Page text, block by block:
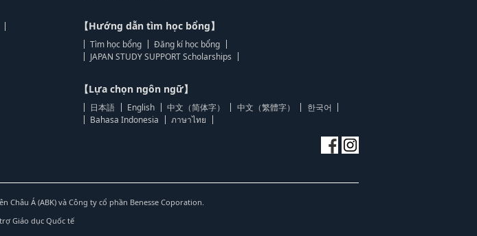
【Hướng dẫn tìm học bổng】
Tìm học bổng
Đăng kí học bổng
JAPAN STUDY SUPPORT Scholarships
【Lựa chọn ngôn ngữ】
日本語 English 中文（简体字） 中文（繁體字）
한국어
Bahasa Indonesia
ภาษาไทย
Á (ABK) và Công ty cổ phần Benesse Coporation.
Giáo dục Quốc tế